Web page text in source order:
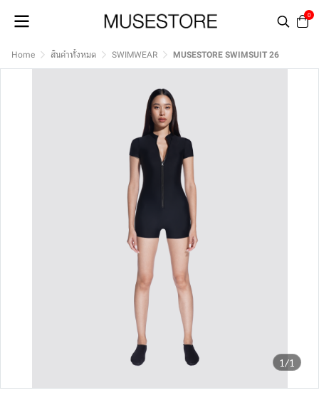
0
Home สินค้าทั้งหมด SWIMWEAR MUSESTORE SWIMSUIT 26
1/1